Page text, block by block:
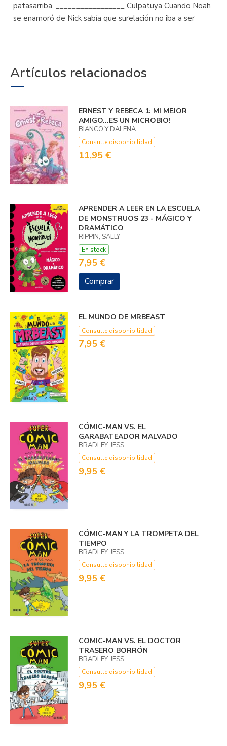
patasarriba. _________________ Culpatuya Cuando Noah
se enamoró de Nick sabía que surelación no iba a ser
Artículos relacionados
ERNEST Y REBECA 1: MI MEJOR
AMIGO...­ES UN MICROBIO!
BIANCO Y DALENA
Consulte disponibilidad
11,95 €
APRENDER A LEER EN LA ESCUELA
DE MONSTRUOS 23 - MÁGICO Y
DRAMÁTICO
RIPPIN, SALLY
En stock
7,95 €
Comprar
EL MUNDO DE MRBEAST
Consulte disponibilidad
7,95 €
CÓMIC-MAN VS. EL
GARABATEADOR MALVADO
BRADLEY, JESS
Consulte disponibilidad
9,95 €
CÓMIC-MAN Y LA TROMPETA DEL
TIEMPO
BRADLEY, JESS
Consulte disponibilidad
9,95 €
COMIC-MAN VS. EL DOCTOR
TRASERO BORRÓN
BRADLEY, JESS
Consulte disponibilidad
9,95 €